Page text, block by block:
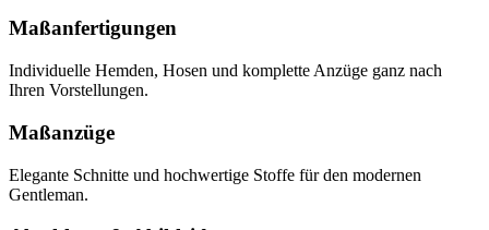
Maßanfertigungen
Individuelle Hemden, Hosen und komplette Anzüge ganz nach
Ihren Vorstellungen.
Maßanzüge
Elegante Schnitte und hochwertige Stoffe für den modernen
Gentleman.